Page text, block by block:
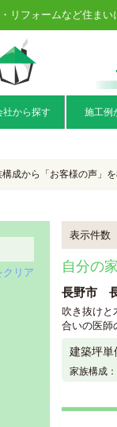
リフォームなど住ま
社から探す 施工例
成から「お客様の声」
表示件数
自分の
長野市
吹き抜けと
合いの医師
建築坪単
家族構成：
クリア